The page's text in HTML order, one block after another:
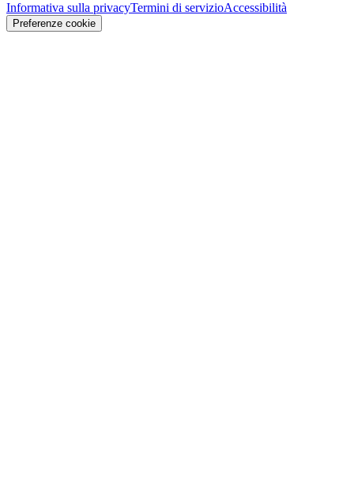
Informativa sulla privacyTermini di servizioAccessibilità
Preferenze cookie